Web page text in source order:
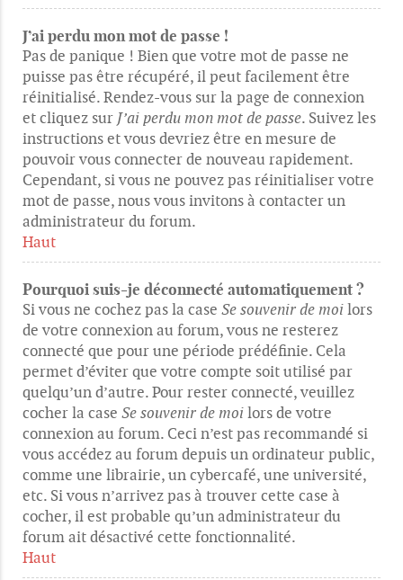
J’ai perdu mon mot de passe !
Pas de panique ! Bien que votre mot de passe ne
puisse pas être récupéré, il peut facilement être
réinitialisé. Rendez-vous sur la page de connexion
et cliquez sur J’ai perdu mon mot de passe. Suivez les
instructions et vous devriez être en mesure de
pouvoir vous connecter de nouveau rapidement.
Cependant, si vous ne pouvez pas réinitialiser votre
mot de passe, nous vous invitons à contacter un
administrateur du forum.
Haut
Pourquoi suis-je déconnecté automatiquement ?
Si vous ne cochez pas la case Se souvenir de moilors
de votre connexion au forum, vous ne resterez
connecté que pour une période prédéfinie. Cela
permet d’éviter que votre compte soit utilisé par
quelqu’un d’autre. Pour rester connecté, veuillez
cocher la case Se souvenir de moilors de votre
connexion au forum. Ceci n’est pas recommandé si
vous accédez au forum depuis un ordinateur public,
comme une librairie, un cybercafé, une université,
etc. Si vous n’arrivez pas à trouver cette case à
cocher, il est probable qu’un administrateur du
forum ait désactivé cette fonctionnalité.
Haut